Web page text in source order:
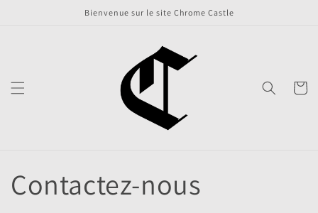
Bienvenue sur le site Chrome Castle
Panier
Contactez-nous